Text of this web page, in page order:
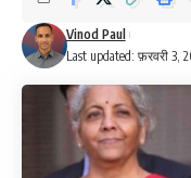
Last updated: फ़रवरी 3,
Vinod Paul